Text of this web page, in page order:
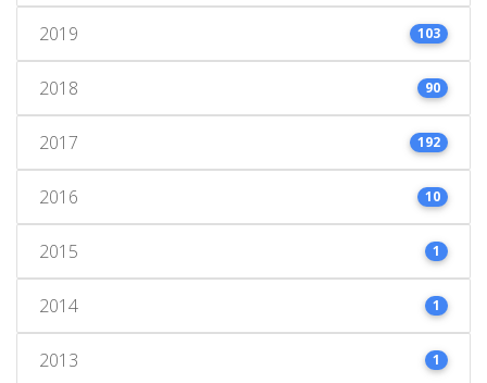
2019 103
2018 90
2017 192
2016 10
2015 1
2014 1
2013 1